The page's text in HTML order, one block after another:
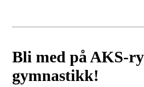
Bli med på AKS-
gymnastikk!